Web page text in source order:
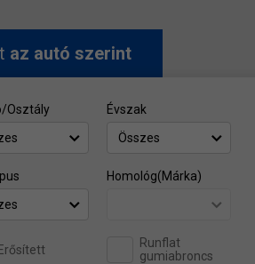
az autó szerint
Osztály
Évszak
Összes
Homológ(Márka)
Runflat
gumiabroncs